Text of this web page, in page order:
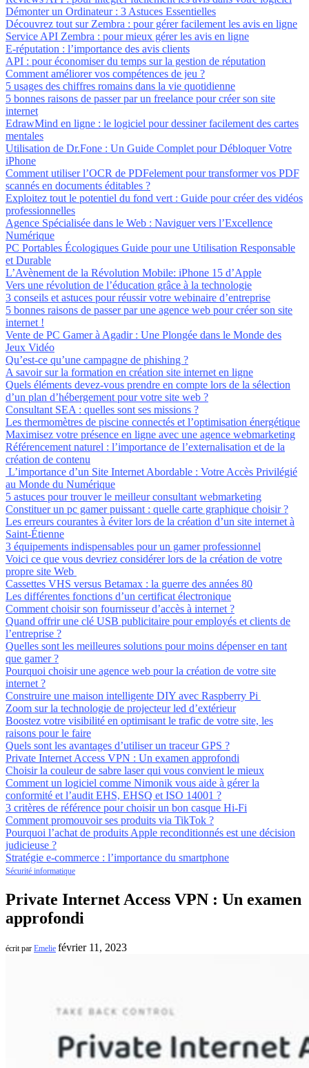
Démonter un Ordinateur : 3 Astuces Essentielles
Découvrez tout sur Zembra : pour gérer facilement les avis en ligne
Service API Zembra : pour mieux gérer les avis en ligne
E-réputation : l’importance des avis clients
API : pour économiser du temps sur la gestion de réputation
Comment améliorer vos compétences de jeu ?
5 usages des chiffres romains dans la vie quotidienne
5 bonnes raisons de passer par un freelance pour créer son site
internet
EdrawMind en ligne : le logiciel pour dessiner facilement des cartes
mentales
Utilisation de Dr.Fone : Un Guide Complet pour Débloquer Votre
iPhone
Comment utiliser l’OCR de PDFelement pour transformer vos PDF
scannés en documents éditables ?
Exploitez tout le potentiel du fond vert : Guide pour créer des vidéos
professionnelles
Agence Spécialisée dans le Web : Naviguer vers l’Excellence
Numérique
PC Portables Écologiques Guide pour une Utilisation Responsable
et Durable
L’Avènement de la Révolution Mobile: iPhone 15 d’Apple
Vers une révolution de l’éducation grâce à la technologie
3 conseils et astuces pour réussir votre webinaire d’entreprise
5 bonnes raisons de passer par une agence web pour créer son site
internet !
Vente de PC Gamer à Agadir : Une Plongée dans le Monde des
Jeux Vidéo
Qu’est-ce qu’une campagne de phishing ?
A savoir sur la formation en création site internet en ligne
Quels éléments devez-vous prendre en compte lors de la sélection
d’un plan d’hébergement pour votre site web ?
Consultant SEA : quelles sont ses missions ?
Les thermomètres de piscine connectés et l’optimisation énergétique
Maximisez votre présence en ligne avec une agence webmarketing
Référencement naturel : l’importance de l’externalisation et de la
création de contenu
L’importance d’un Site Internet Abordable : Votre Accès Privilégié
au Monde du Numérique
5 astuces pour trouver le meilleur consultant webmarketing
Constituer un pc gamer puissant : quelle carte graphique choisir ?
Les erreurs courantes à éviter lors de la création d’un site internet à
Saint-Étienne
3 équipements indispensables pour un gamer professionnel
Voici ce que vous devriez considérer lors de la création de votre
propre site Web
Cassettes VHS versus Betamax : la guerre des années 80
Les différentes fonctions d’un certificat électronique
Comment choisir son fournisseur d’accès à internet ?
Quand offrir une clé USB publicitaire pour employés et clients de
l’entreprise ?
Quelles sont les meilleures solutions pour moins dépenser en tant
que gamer ?
Pourquoi choisir une agence web pour la création de votre site
internet ?
Construire une maison intelligente DIY avec Raspberry Pi
Zoom sur la technologie de projecteur led d’extérieur
Boostez votre visibilité en optimisant le trafic de votre site, les
raisons pour le faire
Quels sont les avantages d’utiliser un traceur GPS ?
Private Internet Access VPN : Un examen approfondi
Choisir la couleur de sabre laser qui vous convient le mieux
Comment un logiciel comme Nimonik vous aide à gérer la
conformité et l’audit EHS, EHSQ et ISO 14001 ?
3 critères de référence pour choisir un bon casque Hi-Fi
Comment promouvoir ses produits via TikTok ?
Pourquoi l’achat de produits Apple reconditionnés est une décision
judicieuse ?
Stratégie e-commerce : l’importance du smartphone
Sécurité informatique
Private Internet Access VPN : Un examen
approfondi
écrit par Emelie février 11, 2023